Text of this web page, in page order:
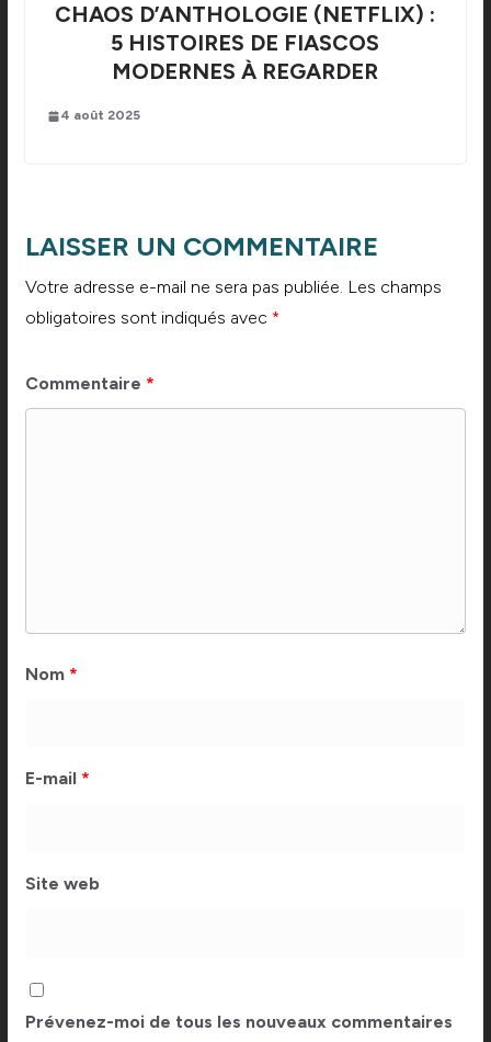
CHAOS D’ANTHOLOGIE (NETFLIX) :
5 HISTOIRES DE FIASCOS
MODERNES À REGARDER
4 août 2025
LAISSER UN COMMENTAIRE
Votre adresse e-mail ne sera pas publiée. Les champs
obligatoires sont indiqués avec *
Commentaire *
Nom *
E-mail *
Site web
Prévenez-moi de tous les nouveaux commentaires